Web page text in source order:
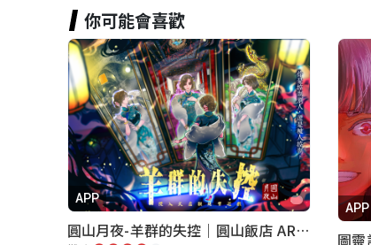
你可能會喜歡
APP
圓山月夜-羊群的失控｜圓山飯店 ARG實境解謎遊戲
APP
圖